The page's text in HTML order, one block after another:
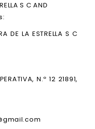
S C AND
DE LA ESTRELLA S C
N.º 12 21891,